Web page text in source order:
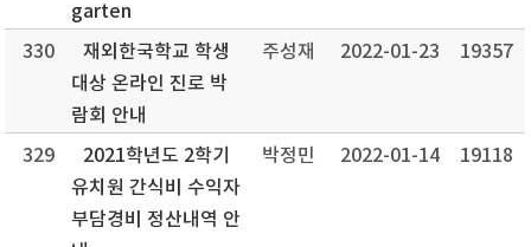
garten
330
재외한국학교 학생
대상 온라인 진로 박
람회 안내
주성재 2022-01-23 19357
329
2021학년도 2학기
유치원 간식비 수익자
부담경비 정산내역 안
박정민 2022-01-14 19118